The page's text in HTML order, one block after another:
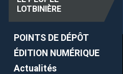
LOTBINIÈRE
POINTS DE DÉPÔT
ÉDITION NUMÉRIQUE
Actualités